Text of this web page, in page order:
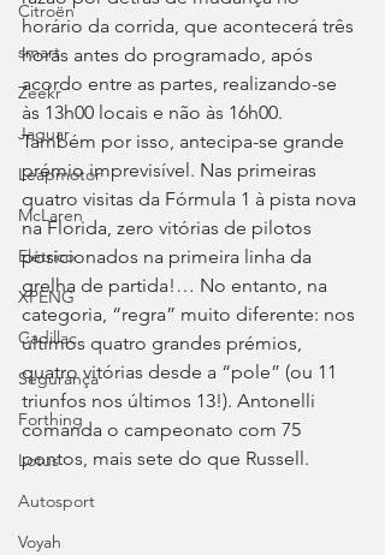
Citroën
smart
Zeekr
Jaguar
Leapmotor
McLaren
Elétrico
XPENG
Cadillac
Segurança
Forthing
Lotus
Autosport
Voyah
horário da corrida, que acontecerá três
horas antes do programado, após
acordo entre as partes, realizando-se
às 13h00 locais e não às 16h00.
Também por isso, antecipa-se grande
prémio imprevisível. Nas primeiras
quatro visitas da Fórmula 1 à pista nova
na Florida, zero vitórias de pilotos
posicionados na primeira linha da
grelha de partida!… No entanto, na
categoria, “regra” muito diferente: nos
últimos quatro grandes prémios,
quatro vitórias desde a “pole” (ou 11
triunfos nos últimos 13!). Antonelli
comanda o campeonato com 75
pontos, mais sete do que Russell.